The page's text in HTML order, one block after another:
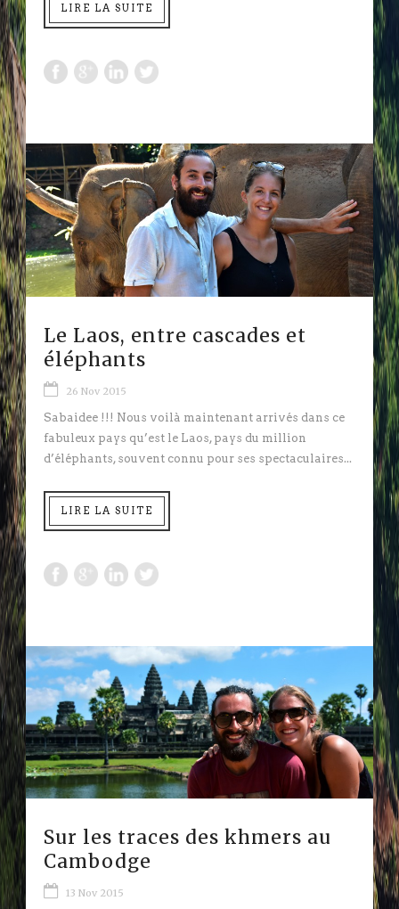
LIRE LA SUITE
Le Laos, entre cascades et
éléphants
26 Nov 2015
Sabaidee !!! Nous voilà maintenant arrivés dans ce
fabuleux pays qu’est le Laos, pays du million
d’éléphants, souvent connu pour ses spectaculaires...
LIRE LA SUITE
Sur les traces des khmers au
Cambodge
13 Nov 2015